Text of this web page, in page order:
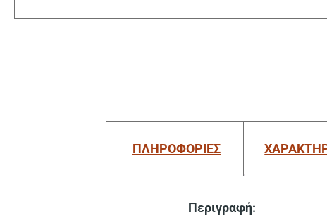
ΠΛΗΡΟΦΟΡΙΕΣ
Περιγραφή: